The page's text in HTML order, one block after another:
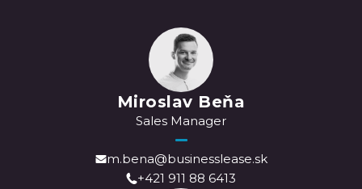
Miroslav Beňa
Sales Manager
m.bena@businesslease.sk
+421 911 88 6413